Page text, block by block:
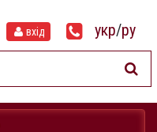
вхід укр/ру